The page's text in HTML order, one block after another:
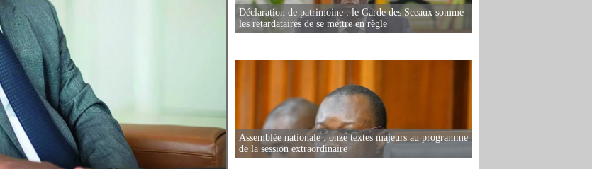
Déclaration de patrimoine : le Garde des Sceaux somme
les retardataires de se mettre en règle
Assemblée nationale : onze textes majeurs au programme
de la session extraordinaire